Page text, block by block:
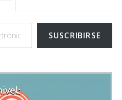
SUSCRIBIRSE